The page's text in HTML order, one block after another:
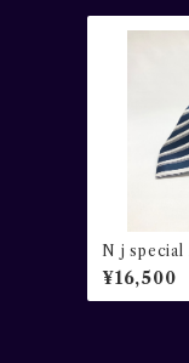
N j special
¥16,500